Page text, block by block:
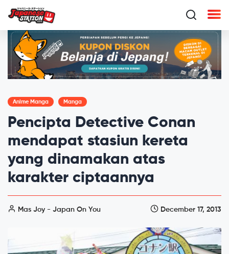
Anime Manga Manga
Pencipta Detective Conan
mendapat stasiun kereta
yang dinamakan atas
karakter ciptaannya
Mas Joy - Japan On You December 17, 2013